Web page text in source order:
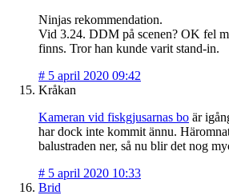
Ninjas rekommendation.
Vid 3.24. DDM på scenen? OK fel
finns. Tror han kunde varit stand-in.
# 5 april 2020 09:42
Kråkan
Kameran vid fiskgjusarnas bo är
har dock inte kommit ännu.
balustraden ner, så nu blir det nog
# 5 april 2020 10:33
Brid